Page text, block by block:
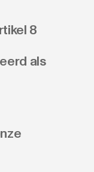
8
als